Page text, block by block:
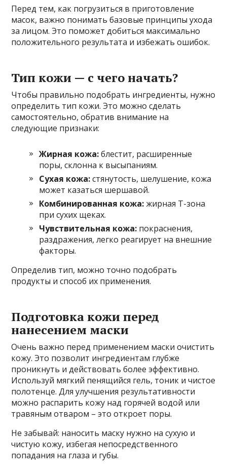
Перед тем, как погрузиться в приготовление
масок, важно понимать базовые принципы ухода
за лицом. Это поможет добиться максимально
положительного результата и избежать ошибок.
Тип кожи — с чего начать?
Чтобы правильно подобрать ингредиенты, нужно
определить тип кожи. Это можно сделать
самостоятельно, обратив внимание на
следующие признаки:
Жирная кожа:блестит, расширенные
поры, склонна к высыпаниям.
Сухая кожа:стянутость, шелушение, кожа
может казаться шершавой.
Комбинированная кожа:жирная Т-зона
при сухих щеках.
Чувствительная кожа: покраснения,
раздражения, легко реагирует на внешние
факторы.
Определив тип, можно точно подобрать
продукты и способ их применения.
Подготовка кожи перед
нанесением маски
Очень важно перед применением маски очистить
кожу. Это позволит ингредиентам глубже
проникнуть и действовать более эффективно.
Используй мягкий пенящийся гель, тоник и чистое
полотенце. Для улучшения результативности
можно распарить кожу над горячей водой или
травяным отваром – это откроет поры.
Не забывай: наносить маску нужно на сухую и
чистую кожу, избегая непосредственного
попадания на глаза и губы.